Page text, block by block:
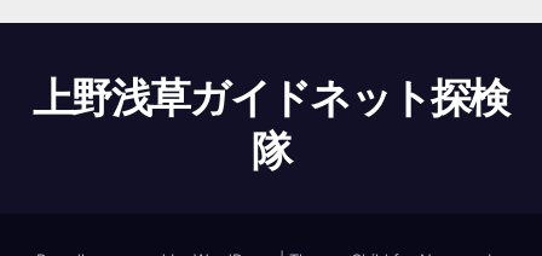
上野浅草ガイドネット探検
隊